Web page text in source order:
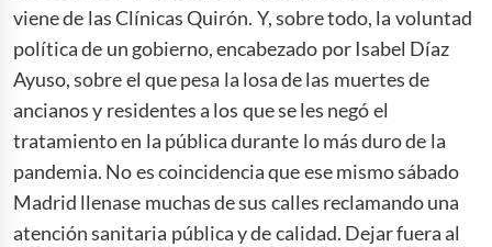
viene de las Clínicas Quirón. Y, sobre todo, la voluntad
política de un gobierno, encabezado por Isabel Díaz
Ayuso, sobre el que pesa la losa de las muertes de
ancianos y residentes a los que se les negó el
tratamiento en la pública durante lo más duro de la
pandemia. No es coincidencia que ese mismo sábado
Madrid llenase muchas de sus calles reclamando una
atención sanitaria pública y de calidad. Dejar fuera al